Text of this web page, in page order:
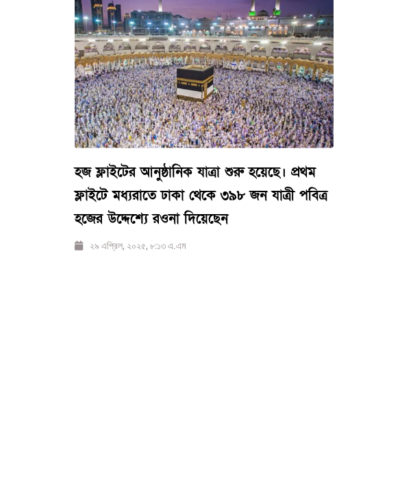
হজ ফ্লাইটের আনুষ্ঠানিক যাত্রা শুরু হয়েছে। প্রথম
ফ্লাইটে মধ্যরাতে ঢাকা থেকে ৩৯৮ জন যাত্রী পবিত্র
হজের উদ্দেশ্যে রওনা দিয়েছেন
২৯ এপ্রিল, ২০২৫, ৮:১৩ এ.এম